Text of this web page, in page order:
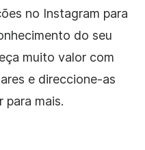
no Instagram para
do seu
muito valor com
e direccione-as
para mais.